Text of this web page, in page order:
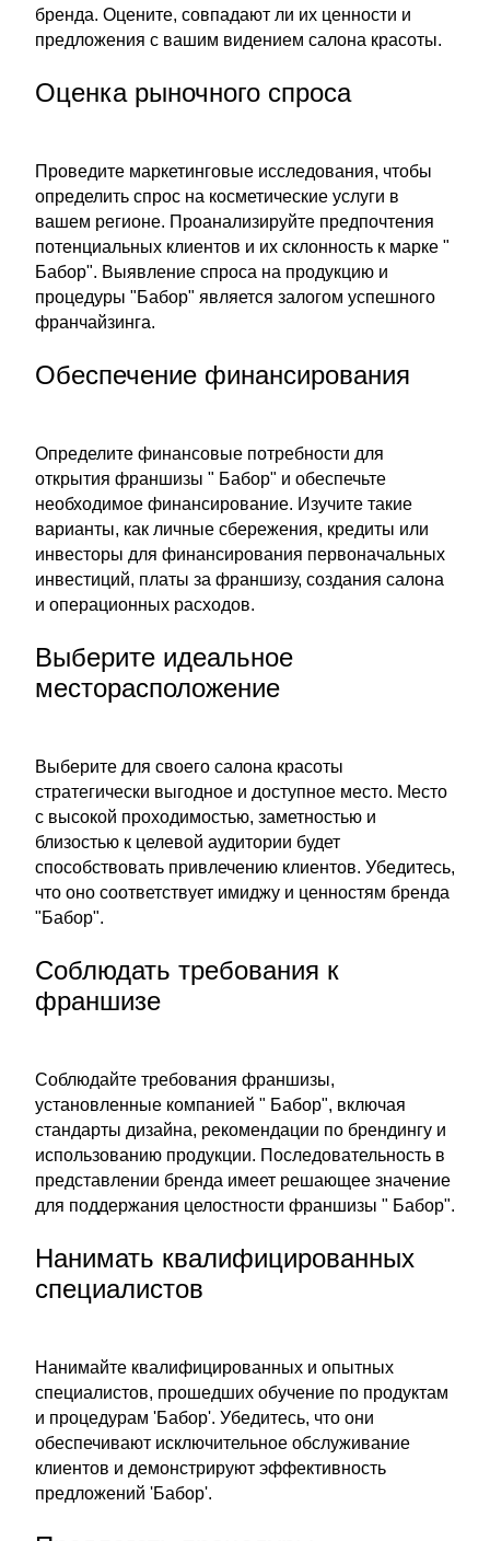
бренда. Оцените, совпадают ли их ценности и
предложения с вашим видением салона красоты.
Оценка рыночного спроса
Проведите маркетинговые исследования, чтобы
определить спрос на косметические услуги в
вашем регионе. Проанализируйте предпочтения
потенциальных клиентов и их склонность к марке "
Бабор". Выявление спроса на продукцию и
процедуры "Бабор" является залогом успешного
франчайзинга.
Обеспечение финансирования
Определите финансовые потребности для
открытия франшизы " Бабор" и обеспечьте
необходимое финансирование. Изучите такие
варианты, как личные сбережения, кредиты или
инвесторы для финансирования первоначальных
инвестиций, платы за франшизу, создания салона
и операционных расходов.
Выберите идеальное
месторасположение
Выберите для своего салона красоты
стратегически выгодное и доступное место. Место
с высокой проходимостью, заметностью и
близостью к целевой аудитории будет
способствовать привлечению клиентов. Убедитесь,
что оно соответствует имиджу и ценностям бренда
"Бабор".
Соблюдать требования к
франшизе
Соблюдайте требования франшизы,
установленные компанией " Бабор", включая
стандарты дизайна, рекомендации по брендингу и
использованию продукции. Последовательность в
представлении бренда имеет решающее значение
для поддержания целостности франшизы " Бабор".
Нанимать квалифицированных
специалистов
Нанимайте квалифицированных и опытных
специалистов, прошедших обучение по продуктам
и процедурам 'Бабор'. Убедитесь, что они
обеспечивают исключительное обслуживание
клиентов и демонстрируют эффективность
предложений 'Бабор'.